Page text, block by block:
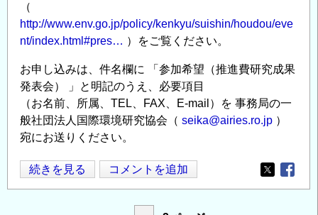
（
http://www.env.go.jp/policy/kenkyu/suishin/houdou/eve
nt/index.html#pres… ）をご覧ください。
お申し込みは、件名欄に 「参加希望（推進費研究成果
発表会） 」と明記のうえ、必要項目
（お名前、所属、TEL、FAX、E-mail）を 事務局の一
般社団法人国際環境研究協会（ seika@airies.ro.jp ）
宛にお送りください。
平
成
続きを見る コメントを追加
Opens in